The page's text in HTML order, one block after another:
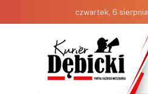
czwartek, 6 sierpnia